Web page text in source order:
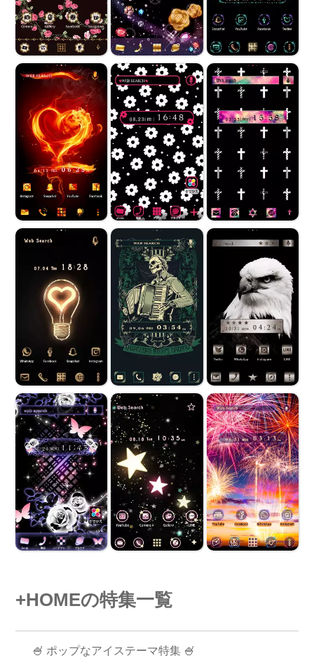
+HOMEの特集一覧
🍧 ポップなアイステーマ特集 🍧